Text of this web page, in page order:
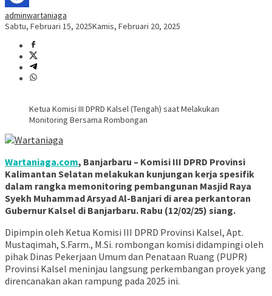
adminwartaniaga
Sabtu, Februari 15, 2025Kamis, Februari 20, 2025
Ketua Komisi III DPRD Kalsel (Tengah) saat Melakukan
Monitoring Bersama Rombongan
Wartaniaga.com, Banjarbaru – Komisi III DPRD Provinsi
Kalimantan Selatan melakukan kunjungan kerja spesifik
dalam rangka memonitoring pembangunan Masjid Raya
Syekh Muhammad Arsyad Al-Banjari di area perkantoran
Gubernur Kalsel di Banjarbaru. Rabu (12/02/25) siang.
Dipimpin oleh Ketua Komisi III DPRD Provinsi Kalsel, Apt.
Mustaqimah, S.Farm., M.Si. rombongan komisi didampingi oleh
pihak Dinas Pekerjaan Umum dan Penataan Ruang (PUPR)
Provinsi Kalsel meninjau langsung perkembangan proyek yang
direncanakan akan rampung pada 2025 ini.